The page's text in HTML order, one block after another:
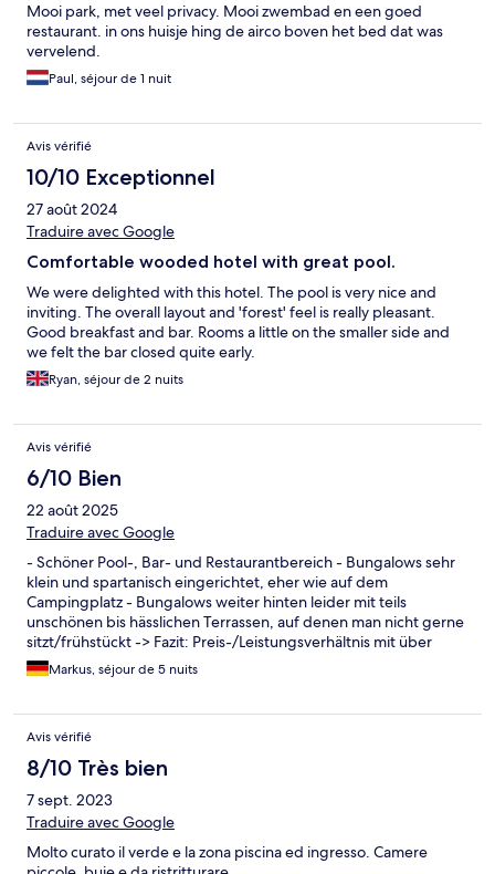
Mooi park, met veel privacy. Mooi zwembad en een goed
restaurant. in ons huisje hing de airco boven het bed dat was
vervelend.
Paul, séjour de 1 nuit
Avis vérifié
10/10 Exceptionnel
27 août 2024
Traduire avec Google
Comfortable wooded hotel with great pool.
We were delighted with this hotel. The pool is very nice and
inviting. The overall layout and 'forest' feel is really pleasant.
Good breakfast and bar. Rooms a little on the smaller side and
we felt the bar closed quite early.
Ryan, séjour de 2 nuits
Avis vérifié
6/10 Bien
22 août 2025
Traduire avec Google
- Schöner Pool-, Bar- und Restaurantbereich - Bungalows sehr
klein und spartanisch eingerichtet, eher wie auf dem
Campingplatz - Bungalows weiter hinten leider mit teils
unschönen bis hässlichen Terrassen, auf denen man nicht gerne
sitzt/frühstückt -> Fazit: Preis-/Leistungsverhältnis mit über
200€ p.N. im Aug ohne Frühstück zu teuer
Markus, séjour de 5 nuits
Avis vérifié
8/10 Très bien
7 sept. 2023
Traduire avec Google
Molto curato il verde e la zona piscina ed ingresso. Camere